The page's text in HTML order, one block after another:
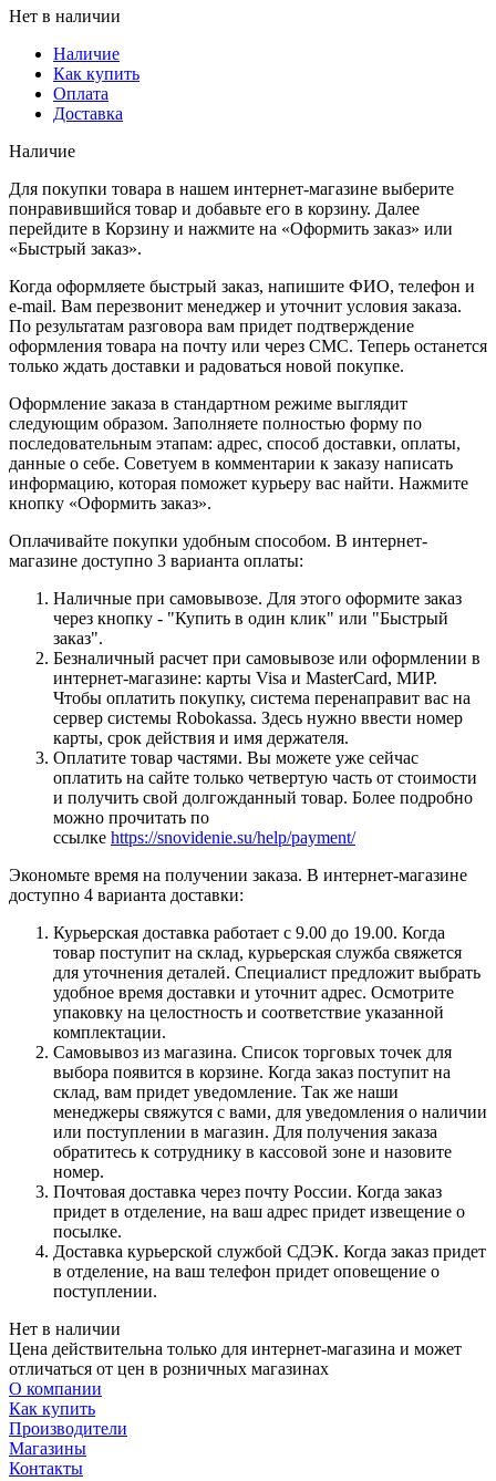
Нет в наличии
Наличие
Как купить
Оплата
Доставка
Наличие
Для покупки товара в нашем интернет-магазине выберите
понравившийся товар и добавьте его в корзину. Далее
перейдите в Корзину и нажмите на «Оформить заказ» или
«Быстрый заказ».
Когда оформляете быстрый заказ, напишите ФИО, телефон и
e-mail. Вам перезвонит менеджер и уточнит условия заказа.
По результатам разговора вам придет подтверждение
оформления товара на почту или через СМС. Теперь останется
только ждать доставки и радоваться новой покупке.
Оформление заказа в стандартном режиме выглядит
следующим образом. Заполняете полностью форму по
последовательным этапам: адрес, способ доставки, оплаты,
данные о себе. Советуем в комментарии к заказу написать
информацию, которая поможет курьеру вас найти. Нажмите
кнопку «Оформить заказ».
Оплачивайте покупки удобным способом. В интернет-
магазине доступно 3 варианта оплаты:
Наличные при самовывозе. Для этого оформите заказ
через кнопку - "Купить в один клик" или "Быстрый
заказ".
Безналичный расчет при самовывозе или оформлении в
интернет-магазине: карты Visa и MasterCard, МИР.
Чтобы оплатить покупку, система перенаправит вас на
сервер системы Robokassa. Здесь нужно ввести номер
карты, срок действия и имя держателя.
Оплатите товар частями. Вы можете уже сейчас
оплатить на сайте только четвертую часть от стоимости
и получить свой долгожданный товар. Более подробно
можно прочитать по
ссылке https://snovidenie.su/help/payment/
Экономьте время на получении заказа. В интернет-магазине
доступно 4 варианта доставки:
Курьерская доставка работает с 9.00 до 19.00. Когда
товар поступит на склад, курьерская служба свяжется
для уточнения деталей. Специалист предложит выбрать
удобное время доставки и уточнит адрес. Осмотрите
упаковку на целостность и соответствие указанной
комплектации.
Самовывоз из магазина. Список торговых точек для
выбора появится в корзине. Когда заказ поступит на
склад, вам придет уведомление. Так же наши
менеджеры свяжутся с вами, для уведомления о наличии
или поступлении в магазин. Для получения заказа
обратитесь к сотруднику в кассовой зоне и назовите
номер.
Почтовая доставка через почту России. Когда заказ
придет в отделение, на ваш адрес придет извещение о
посылке.
Доставка курьерской службой СДЭК. Когда заказ придет
в отделение, на ваш телефон придет оповещение о
поступлении.
Нет в наличии
Цена действительна только для интернет-магазина и может
отличаться от цен в розничных магазинах
О компании
Как купить
Производители
Магазины
Контакты